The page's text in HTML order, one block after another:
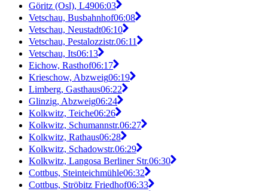
Göritz (Osl), L4906:03
Vetschau, Busbahnhof06:08
Vetschau, Neustadt06:10
Vetschau, Pestalozzistr.06:11
Vetschau, Its06:13
Eichow, Rasthof06:17
Krieschow, Abzweig06:19
Limberg, Gasthaus06:22
Glinzig, Abzweig06:24
Kolkwitz, Teiche06:26
Kolkwitz, Schumannstr.06:27
Kolkwitz, Rathaus06:28
Kolkwitz, Schadowstr.06:29
Kolkwitz, Langosa Berliner Str.06:30
Cottbus, Steinteichmühle06:32
Cottbus, Ströbitz Friedhof06:33